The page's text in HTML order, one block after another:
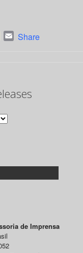
Email
Share
de Imprensa